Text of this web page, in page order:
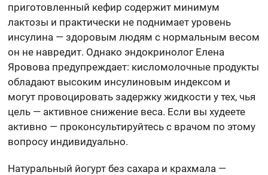
приготовленный кефир содержит минимум
лактозы и практически не поднимает уровень
инсулина — здоровым людям с нормальным весом
он не навредит. Однако эндокринолог Елена
Яровова предупреждает: кисломолочные продукты
обладают высоким инсулиновым индексом и
могут провоцировать задержку жидкости у тех, чья
цель — активное снижение веса. Если вы худеете
активно — проконсультируйтесь с врачом по этому
вопросу индивидуально.
Натуральный йогурт без сахара и крахмала —